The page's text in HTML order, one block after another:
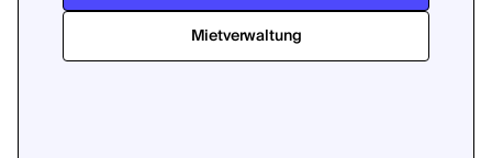
Mietverwaltung